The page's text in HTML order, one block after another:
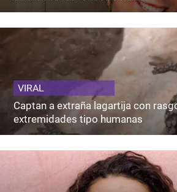
VIRAL
Captan a extraña lagartija con
extremidades tipo humanas